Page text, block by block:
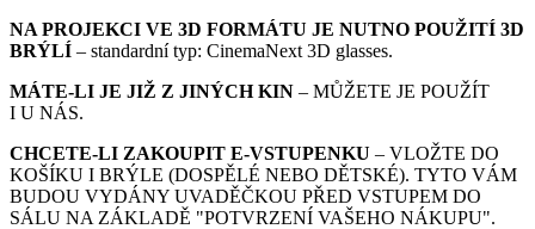
NA PROJEKCI VE 3D FORMÁTU JE NUTNO POUŽITÍ 3D
BRÝLÍ – standardní typ: CinemaNext 3D glasses.
MÁTE-LI JE JIŽ Z JINÝCH KIN – MŮŽETE JE POUŽÍT
I U NÁS.
CHCETE-LI ZAKOUPIT E-VSTUPENKU – VLOŽTE DO
KOŠÍKU I BRÝLE (DOSPĚLÉ NEBO DĚTSKÉ). TYTO VÁM
BUDOU VYDÁNY UVADĚČKOU PŘED VSTUPEM DO
SÁLU NA ZÁKLADĚ "POTVRZENÍ VAŠEHO NÁKUPU".